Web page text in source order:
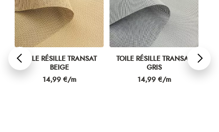
TOILE RÉSILLE TRANSAT
BEIGE
Prix
14,99 €/m
TOILE RÉSILLE TRANSAT
GRIS
Prix
14,99 €/m